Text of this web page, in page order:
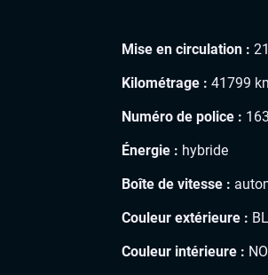
Mise en circulation :
Kilométrage : 41799
Numéro de police : 163
Énergie : hybride
Boîte de vitesse :
Couleur extérieure :
Couleur intérieure :